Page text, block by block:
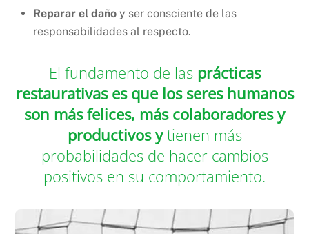
Reparar el daño y ser consciente de las
responsabilidades al respecto.
El fundamento de las prácticas
restaurativas es que los seres humanos
son más felices, más colaboradores y
productivos ytienen más
probabilidades de hacer cambios
positivos en su comportamiento.